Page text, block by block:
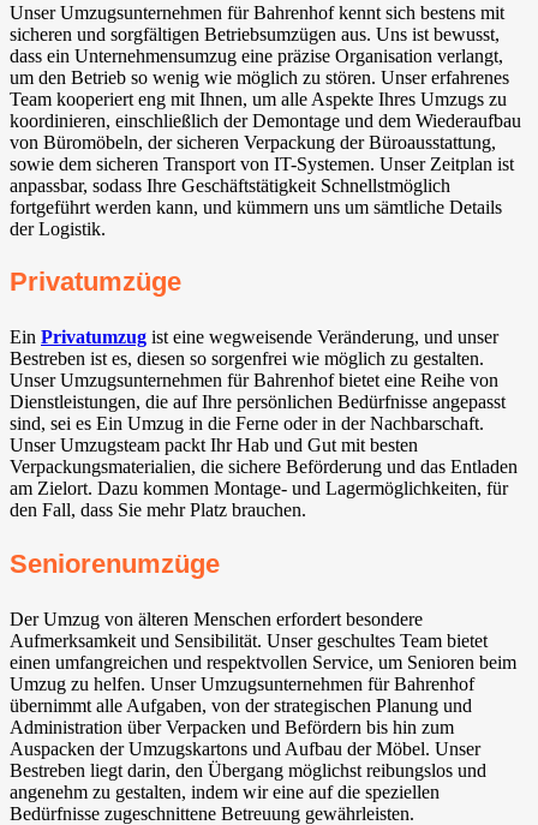
Unser Umzugsunternehmen für Bahrenhof kennt sich bestens mit
sicheren und sorgfältigen Betriebsumzügen aus. Uns ist bewusst,
dass ein Unternehmensumzug eine präzise Organisation verlangt,
um den Betrieb so wenig wie möglich zu stören. Unser erfahrenes
Team kooperiert eng mit Ihnen, um alle Aspekte Ihres Umzugs zu
koordinieren, einschließlich der Demontage und dem Wiederaufbau
von Büromöbeln, der sicheren Verpackung der Büroausstattung,
sowie dem sicheren Transport von IT-Systemen. Unser Zeitplan ist
anpassbar, sodass Ihre Geschäftstätigkeit Schnellstmöglich
fortgeführt werden kann, und kümmern uns um sämtliche Details
der Logistik.
Privatumzüge
Ein Privatumzug ist eine wegweisende Veränderung, und unser
Bestreben ist es, diesen so sorgenfrei wie möglich zu gestalten.
Unser Umzugsunternehmen für Bahrenhof bietet eine Reihe von
Dienstleistungen, die auf Ihre persönlichen Bedürfnisse angepasst
sind, sei es Ein Umzug in die Ferne oder in der Nachbarschaft.
Unser Umzugsteam packt Ihr Hab und Gut mit besten
Verpackungsmaterialien, die sichere Beförderung und das Entladen
am Zielort. Dazu kommen Montage- und Lagermöglichkeiten, für
den Fall, dass Sie mehr Platz brauchen.
Seniorenumzüge
Der Umzug von älteren Menschen erfordert besondere
Aufmerksamkeit und Sensibilität. Unser geschultes Team bietet
einen umfangreichen und respektvollen Service, um Senioren beim
Umzug zu helfen. Unser Umzugsunternehmen für Bahrenhof
übernimmt alle Aufgaben, von der strategischen Planung und
Administration über Verpacken und Befördern bis hin zum
Auspacken der Umzugskartons und Aufbau der Möbel. Unser
Bestreben liegt darin, den Übergang möglichst reibungslos und
angenehm zu gestalten, indem wir eine auf die speziellen
Bedürfnisse zugeschnittene Betreuung gewährleisten.